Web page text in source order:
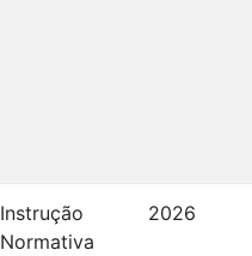
Instrução
Normativa
2026